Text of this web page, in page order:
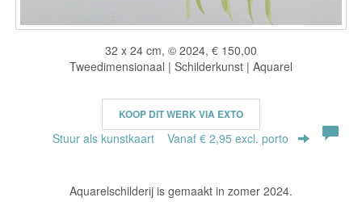
32 x 24 cm, © 2024, € 150,00
Tweedimensionaal | Schilderkunst | Aquarel
KOOP DIT WERK VIA EXTO
Stuur als kunstkaart Vanaf € 2,95 excl. porto
Aquarelschilderij is gemaakt in zomer 2024.